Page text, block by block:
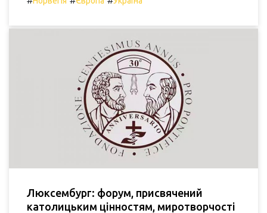
Люксембург: форум, присвячений
католицьким цінностям, миротворчості